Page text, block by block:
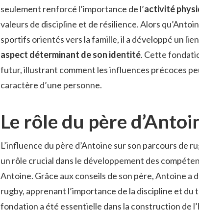
seulement renforcé l’importance de l’activité
valeurs de discipline et de résilience. Alors
sportifs orientés vers la famille, il a développé un
aspect déterminant de son identité. Cette
futur, illustrant comment les influences précoces
caractère d’une personne.
Le rôle du père
L’influence du père d’Antoine sur son parcours de
un rôle crucial dans le développement des
Antoine. Grâce aux conseils de son père, Antoine a
rugby, apprenant l’importance de la discipline et du
fondation a été essentielle dans la construction de